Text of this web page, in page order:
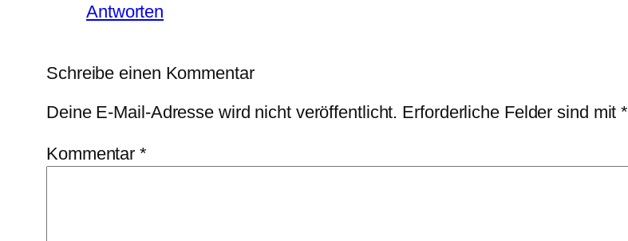
Antworten
Schreibe einen Kommentar
Deine E-Mail-Adresse wird nicht veröffentlicht. Erforderliche Felder sind mit*
Kommentar*